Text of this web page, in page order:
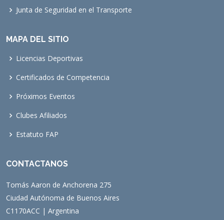
Junta de Seguridad en el Transporte
MAPA DEL SITIO
Licencias Deportivas
Certificados de Competencia
Próximos Eventos
Clubes Afiliados
Estatuto FAP
CONTACTANOS
Tomás Aaron de Anchorena 275
Ciudad Autónoma de Buenos Aires
C1170ACC | Argentina